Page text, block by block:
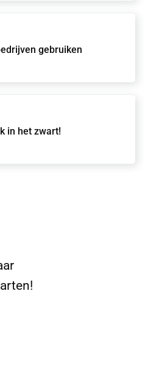
gebruiken
in het zwart!